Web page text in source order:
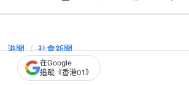
港聞 社會新聞
拉丁舞導師抽脂亡｜衞生
在Google
追蹤《香港01》